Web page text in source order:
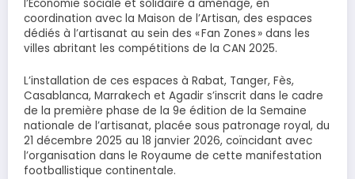
l’Économie sociale et solidaire a aménagé, en
coordination avec la Maison de l’Artisan, des espaces
dédiés à l’artisanat au sein des « Fan Zones » dans les
villes abritant les compétitions de la CAN 2025.
L’installation de ces espaces à Rabat, Tanger, Fès,
Casablanca, Marrakech et Agadir s’inscrit dans le cadre
de la première phase de la 9e édition de la Semaine
nationale de l’artisanat, placée sous patronage royal, du
21 décembre 2025 au 18 janvier 2026, coïncidant avec
l’organisation dans le Royaume de cette manifestation
footballistique continentale.